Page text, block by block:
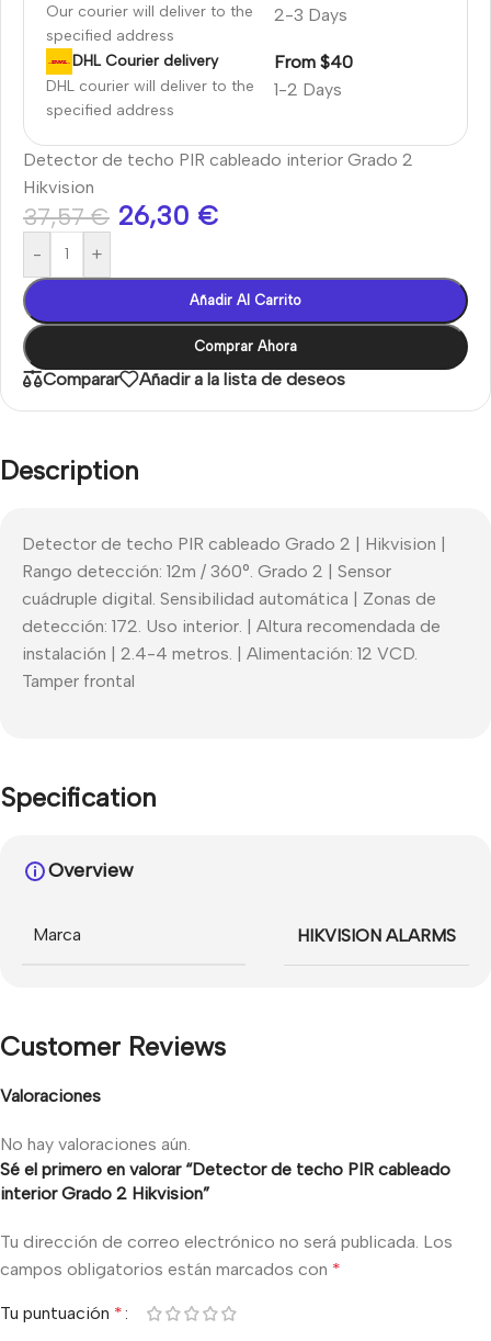
Our courier will deliver to the
specified address
2-3 Days
DHL Courier delivery
DHL courier will deliver to the
specified address
1-2 Days
From $40
Detector de techo PIR cableado interior Grado 2
Hikvision
37,57€ 26,30 €
- +
Añadir Al Carrito
Comprar Ahora
Comparar Añadir a la lista de deseos
Description
Detector de techo PIR cableado Grado 2 | Hikvision |
Rango detección: 12m / 360°. Grado 2 | Sensor
cuádruple digital. Sensibilidad automática | Zonas de
detección: 172. Uso interior. | Altura recomendada de
instalación | 2.4-4 metros. | Alimentación: 12 VCD.
Tamper frontal
Specification
Overview
Marca HIKVISION ALARMS
Customer Reviews
Valoraciones
No hay valoraciones aún.
Sé el primero en valorar “Detector de techo PIR cableado
interior Grado 2 Hikvision”
Tu dirección de correo electrónico no será publicada. Los
campos obligatorios están marcados con *
Tu puntuación *